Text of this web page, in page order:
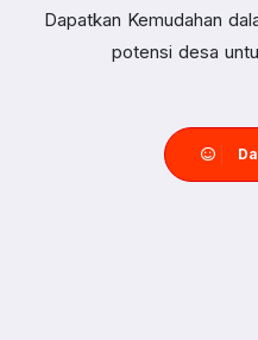
Dapatkan Kemudahan
potensi desa